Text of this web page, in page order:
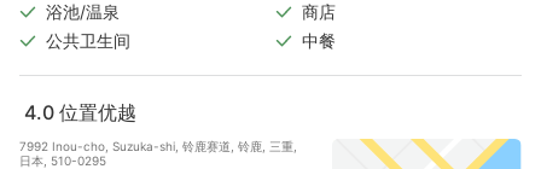
浴池/温泉
商店
公共卫生间
中餐
4.0 位置优越
7992 Inou-cho, Suzuka-shi, 铃鹿赛道, 铃鹿, 三重,
日本, 510-0295